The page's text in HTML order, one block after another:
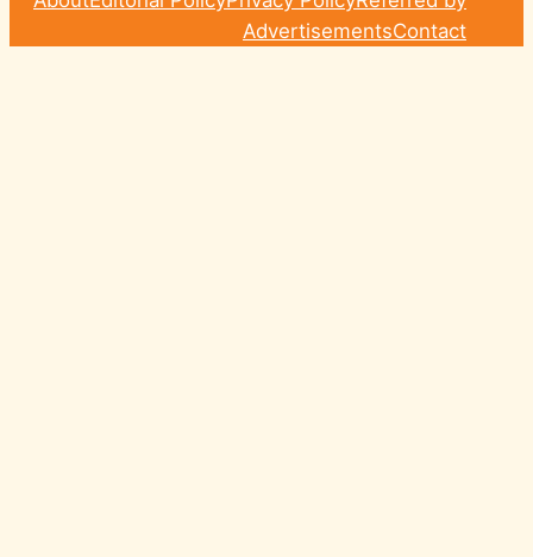
AdvertisementsContact